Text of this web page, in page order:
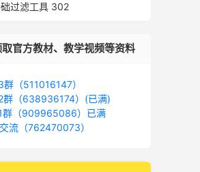
过滤工具 302
346
他特性 384
指南PDF电子书下载地址
不迷路！
官方教材、教学视频等资料
（511016147）
群（638936174）(已满)
群（909965086）已满
流（762470073）